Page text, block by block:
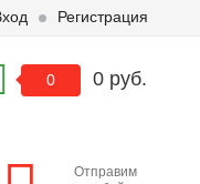
Регистрация
0 0 руб.
Отправим